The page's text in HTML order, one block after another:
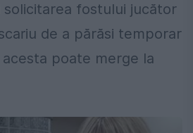
fostului jucător
de a părăsi temporar
poate merge la